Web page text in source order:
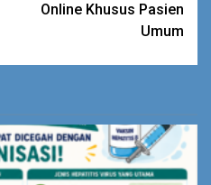
Online Khusus Pasien
Umum